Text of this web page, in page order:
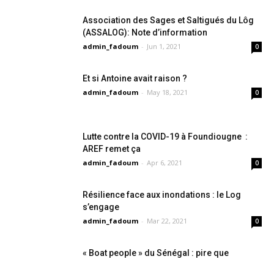
Association des Sages et Saltigués du Lôg
(ASSALOG): Note d’information
admin_fadoum - Jun 1, 2021 0
Et si Antoine avait raison ?
admin_fadoum - May 18, 2021 0
Lutte contre la COVID-19 à Foundiougne :
AREF remet ça
admin_fadoum - Apr 6, 2021 0
Résilience face aux inondations : le Log
s’engage
admin_fadoum - Mar 22, 2021 0
« Boat people » du Sénégal : pire que